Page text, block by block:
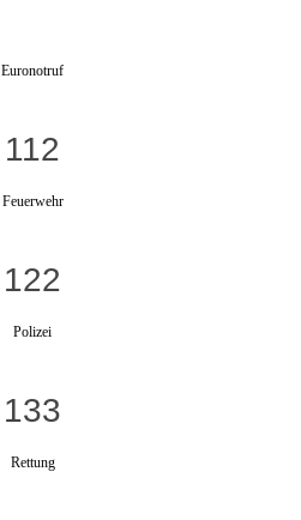
Euronotruf
112
Feuerwehr
122
Polizei
133
Rettung